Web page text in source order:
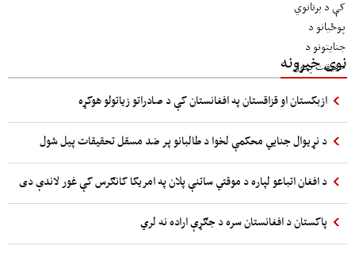
نوی خبرونه
ازبکستان او قزاقستان په افغانستان کې د صادراتو زیاتولو هوکړه
د نړیوال جنایي محکمې لخوا د طالبانو پر ضد مسقل تحقیقات پیل شول
د افغان اتباعو لپاره د موقتي ساتنې پلان په امریکا کانګرس کې غور لاندې دی
پاکستان د افغانستان سره د جګړې اراده نه لري